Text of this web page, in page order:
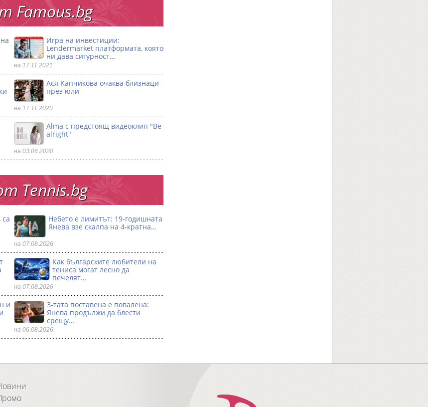
Famous.bg
Игра на инвестиции:
Lendermarket платформата, която
ни дава сигурност…
на 17.11.2021
Ася Капчикова очаква близнаци
през юли
на 17.11.2020
Alma с предстоящ видеоклип "Be
alright"
на 03.06.2020
Тennis.bg
Небето е лимитът: 19-годишната
Янева взe скалпа на 4-кратна…
на 07.08.2026
Как българските любители на
тениса могат лесно да
печелят…
на 07.08.2026
и
3-тата поставена е повалена:
Янева продължи да блести
срещу…
на 06.08.2026